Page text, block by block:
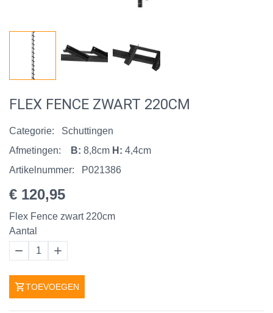
FLEX FENCE ZWART 220CM
Categorie:
Schuttingen
Afmetingen:
B: 8,8cm H: 4,4cm
Artikelnummer:
P021386
€ 120,95
Flex Fence zwart 220cm
Aantal
1
TOEVOEGEN